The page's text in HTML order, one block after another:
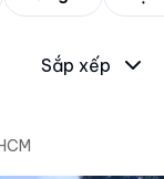
Sắp xếp